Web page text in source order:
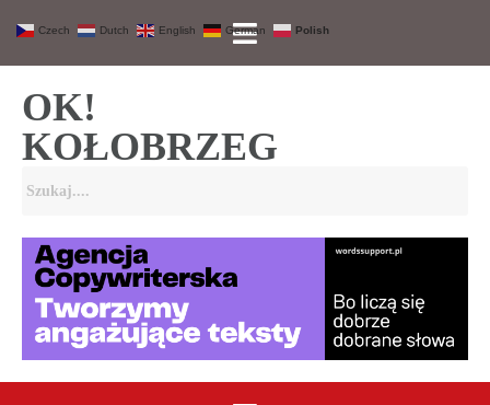
OK!
KOŁOBRZEG
Czech Dutch English German Polish